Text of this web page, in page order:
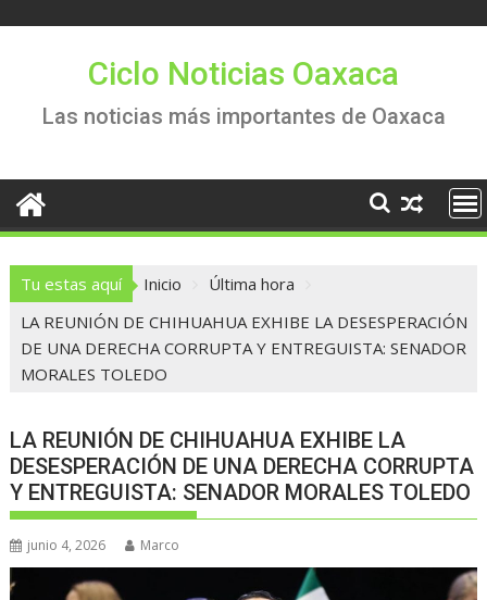
Ciclo Noticias Oaxaca
Las noticias más importantes de Oaxaca
Tu estas aquí Inicio
Última hora
LA REUNIÓN DE CHIHUAHUA EXHIBE LA DESESPERACIÓN
DE UNA DERECHA CORRUPTA Y ENTREGUISTA: SENADOR
MORALES TOLEDO
LA REUNIÓN DE CHIHUAHUA EXHIBE LA
DESESPERACIÓN DE UNA DERECHA CORRUPTA
Y ENTREGUISTA: SENADOR MORALES TOLEDO
junio 4, 2026 Marco